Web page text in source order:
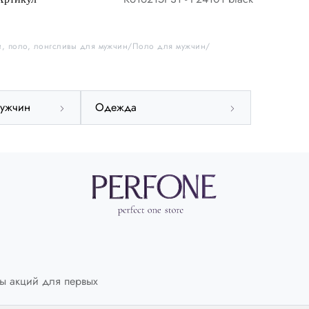
поло, лонгсливы для мужчин Поло для мужчин
Одежда
ГерманияDE
ЕвропаEU
Обхват талииСМ 103-106
акций для первых